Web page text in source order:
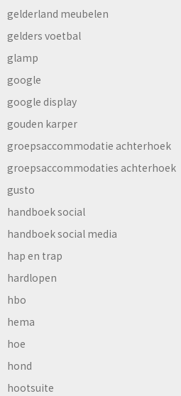
gelderland meubelen
gelders voetbal
glamp
google
google display
gouden karper
groepsaccommodatie achterhoek
groepsaccommodaties achterhoek
gusto
handboek social
handboek social media
hap en trap
hardlopen
hbo
hema
hoe
hond
hootsuite